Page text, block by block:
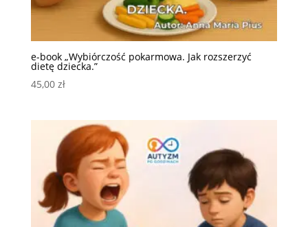
e-book „Wybiórczość pokarmowa. Jak rozszerzyć
dietę dziecka.”
45,00 zł